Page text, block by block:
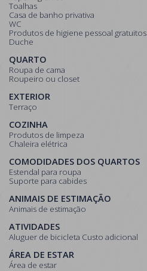
Toalhas
Casa de banho privativa
WC
Produtos de higiene pessoal gratuitos
Duche
QUARTO
Roupa de cama
Roupeiro ou closet
EXTERIOR
Terraço
COZINHA
Produtos de limpeza
Chaleira elétrica
COMODIDADES DOS QUARTOS
Estendal para roupa
Suporte para cabides
ANIMAIS DE ESTIMAÇÃO
Animais de estimação
ATIVIDADES
Aluguer de bicicleta Custo adicional
ÁREA DE ESTAR
Área de estar